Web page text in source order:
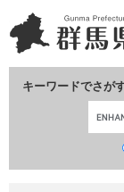
ー
ジ
ニ
ュ
て
キーワードでさが